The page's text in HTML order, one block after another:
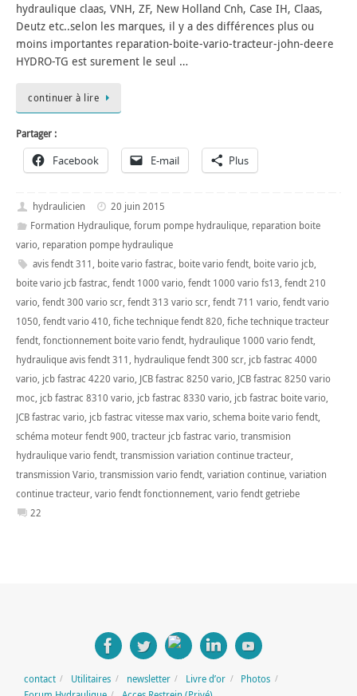
hydraulique claas, VNH, ZF, New Holland Cnh, Case IH, Claas,
Deutz etc..selon les marques, il y a des différences plus ou
moins importantes reparation-boite-vario-tracteur-john-deere
HYDRO-TG est surement le seul …
continuer à lire
Partager :
Facebook E-mail Plus
hydraulicien
20 juin 2015
Formation Hydraulique, forum pompe hydraulique, reparation boite
vario, reparation pompe hydraulique
avis fendt 311, boite vario fastrac, boite vario fendt, boite vario jcb,
boite vario jcb fastrac, fendt 1000 vario, fendt 1000 vario fs13, fendt 210
vario, fendt 300 vario scr, fendt 313 vario scr, fendt 711 vario, fendt vario
1050, fendt vario 410, fiche technique fendt 820, fiche technique tracteur
fendt, fonctionnement boite vario fendt, hydraulique 1000 vario fendt,
hydraulique avis fendt 311, hydraulique fendt 300 scr, jcb fastrac 4000
vario, jcb fastrac 4220 vario, JCB fastrac 8250 vario, JCB fastrac 8250 vario
moc, jcb fastrac 8310 vario, jcb fastrac 8330 vario, jcb fastrac boite vario,
JCB fastrac vario, jcb fastrac vitesse max vario, schema boite vario fendt,
schéma moteur fendt 900, tracteur jcb fastrac vario, transmision
hydraulique vario fendt, transmission variation continue tracteur,
transmission Vario, transmission vario fendt, variation continue, variation
continue tracteur, vario fendt fonctionnement, vario fendt getriebe
22
contact Utilitaires newsletter Livre d’or
Photos